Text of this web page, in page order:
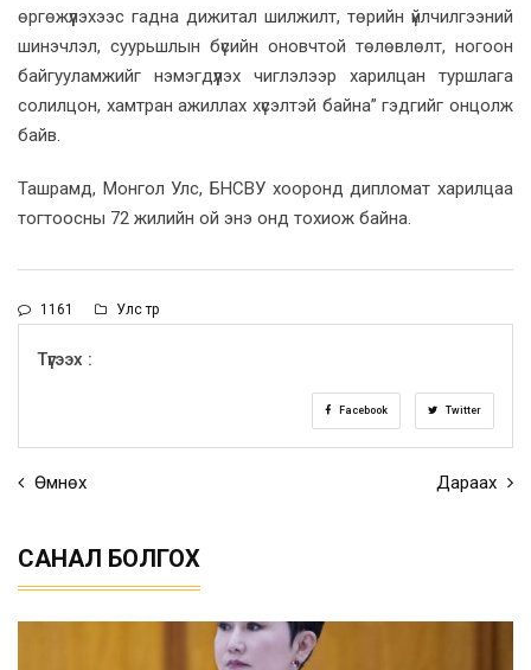
өргөжүүлэхээс гадна дижитал шилжилт, төрийн үйлчилгээний
шинэчлэл, суурьшлын бүсийн оновчтой төлөвлөлт, ногоон
байгууламжийг нэмэгдүүлэх чиглэлээр харилцан туршлага
солилцон, хамтран ажиллах хүсэлтэй байна” гэдгийг онцолж
байв.
Ташрамд, Монгол Улс, БНСВУ хооронд дипломат харилцаа
тогтоосны 72 жилийн ой энэ онд тохиож байна.
1161 Улс төр
Түгээх :
Facebook Twitter
Өмнөх Дараах
САНАЛ БОЛГОХ